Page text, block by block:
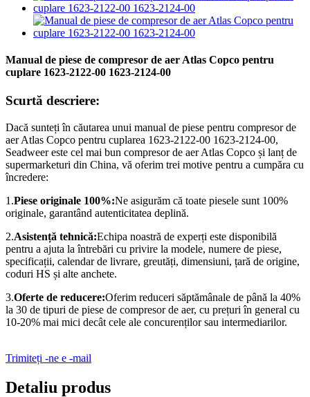
Manual de piese de compresor de aer Atlas Copco pentru
cuplare 1623-2122-00 1623-2124-00
Scurtă descriere:
Dacă sunteți în căutarea unui manual de piese pentru compresor de
aer Atlas Copco pentru cuplarea 1623-2122-00 1623-2124-00,
Seadweer este cel mai bun compresor de aer Atlas Copco și lanț de
supermarketuri din China, vă oferim trei motive pentru a cumpăra cu
încredere:
1.Piese originale 100%:Ne asigurăm că toate piesele sunt 100%
originale, garantând autenticitatea deplină.
2.Asistență tehnică:Echipa noastră de experți este disponibilă
pentru a ajuta la întrebări cu privire la modele, numere de piese,
specificații, calendar de livrare, greutăți, dimensiuni, țară de origine,
coduri HS și alte anchete.
3.Oferte de reducere:Oferim reduceri săptămânale de până la 40%
la 30 de tipuri de piese de compresor de aer, cu prețuri în general cu
10-20% mai mici decât cele ale concurenților sau intermediarilor.
Trimiteți -ne e -mail
Detaliu produs